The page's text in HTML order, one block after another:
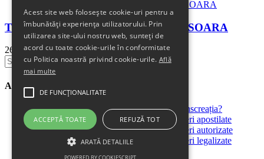
TRADUCERI ACTE AUTO IN TIMISOARA
26 ianuarie 2024
Search
for:
Articole recente
Dincolo de o simplă traducere – ce este transcreația?
Cele mai solicitate servicii – Ep. 3: Traduceri apostilate
Cele mai solicitate servicii – Ep. 2: Traduceri autorizate
Cele mai solicitate servicii – Ep. 1: Traduceri legalizate
Acest site web folosește cookie-uri pentru a
îmbunătăți experiența utilizatorului. Prin
utilizarea site-ului nostru web, sunteți de
acord cu toate cookie-urile în conformitate
cu Politica noastră privind cookie-urile. Află
mai multe
DE FUNCŢIONALITATE
ACCEPTĂ TOATE REFUZĂ TOT
ARATĂ DETALIILE